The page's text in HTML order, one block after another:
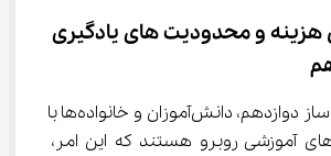
غلبه بر چالش هزینه و محدودیت‌ های یادگیری
در سال سرنوشت‌ساز دوازدهم، دانش‌آموزان و خانواده‌ها با
از هزینه‌های آموزشی روبرو هستند که این امر،